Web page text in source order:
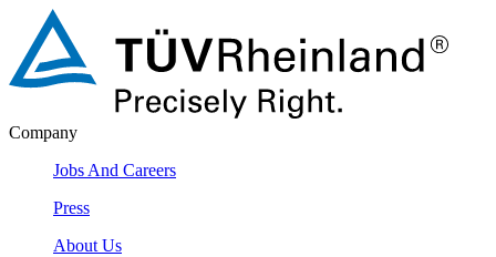
Company
Jobs And Careers
Press
About Us